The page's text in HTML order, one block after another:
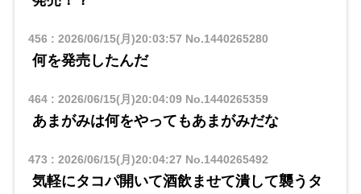
456 : 2026/06/15(月)20:03:57 No.1440265280
何を発売したんだ
464: 2026/06/15(月)20:04:09No.1440265359
あまがみは何をやってもあまがみだな
473 : 2026/06/15(月)20:04:27 No.1440265492
気軽にタコパ開いて酒飲ませて潰して襲うタ